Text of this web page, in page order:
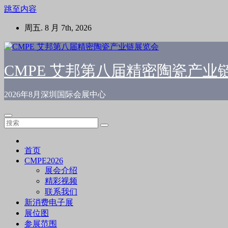
跳至内容
周五. 8 月 7th, 2026
CMPE 艾邦第八届精密陶瓷产业
2026年8月深圳国际会展中心
首页
CMPE2026
展会介绍
精彩视频
联系我们
新消费电子展
展位图
参展范围